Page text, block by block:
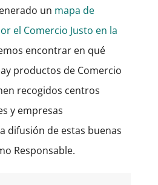
un mapa de
el Comercio Justo en la
encontrar en qué
productos de Comercio
recogidos centros
y empresas
difusión de estas buenas
Responsable.